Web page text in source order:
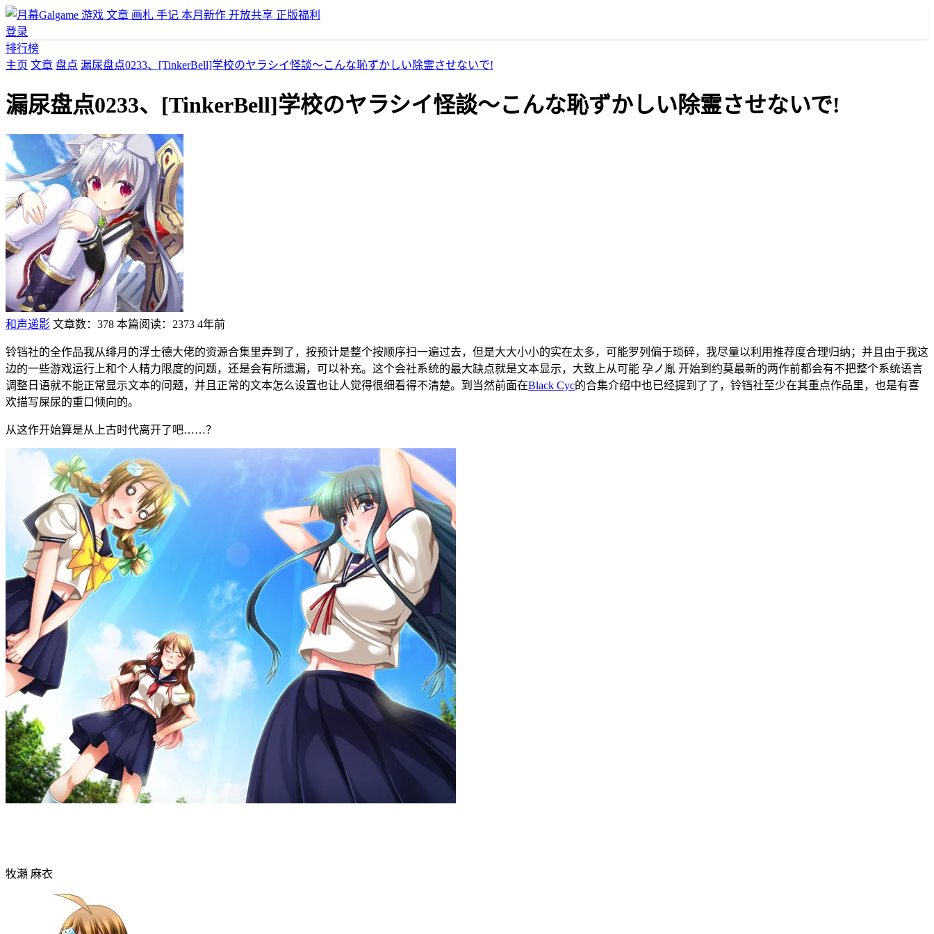
游戏 文章 画札 手记 本月新作 开放共享 正版福利
登录
排行榜
主页 文章 盘点 漏尿盘点0233、[TinkerBell]学校のヤラシイ怪談～こんな恥ずかしい除霊させないで!
漏尿盘点0233、[TinkerBell]学校のヤラシイ怪談～こんな恥ずかしい除霊させないで!
和声递影 文章数：378 本篇阅读：2373 4年前
铃铛社的全作品我从绯月的浮士德大佬的资源合集里弄到了，按预计是整个按顺序扫一遍过去，但是大大小小的实在太多，可能罗列偏于琐碎，我尽量以利用推荐度合理归纳；并且由于我这
边的一些游戏运行上和个人精力限度的问题，还是会有所遗漏，可以补充。这个会社系统的最大缺点就是文本显示，大致上从可能 孕ノ胤 开始到约莫最新的两作前都会有不把整个系统语言
调整日语就不能正常显示文本的问题，并且正常的文本怎么设置也让人觉得很细看得不清楚。到当然前面在Black Cyc的合集介绍中也已经提到了了，铃铛社至少在其重点作品里，也是有喜
欢描写屎尿的重口倾向的。
从这作开始算是从上古时代离开了吧……？
牧瀬 麻衣